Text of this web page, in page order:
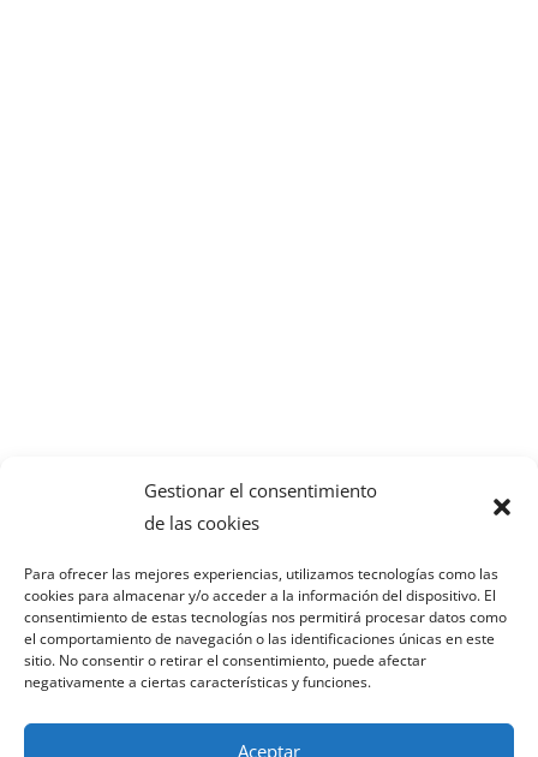
Gestionar el consentimiento
de las cookies
Para ofrecer las mejores experiencias, utilizamos tecnologías como las
cookies para almacenar y/o acceder a la información del dispositivo. El
consentimiento de estas tecnologías nos permitirá procesar datos como
el comportamiento de navegación o las identificaciones únicas en este
sitio. No consentir o retirar el consentimiento, puede afectar
negativamente a ciertas características y funciones.
Aceptar
PORTAL DE